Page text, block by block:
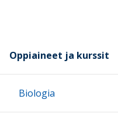
Oppiaineet ja kurssit
Biologia